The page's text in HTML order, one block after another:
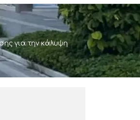
για την κάλυψη